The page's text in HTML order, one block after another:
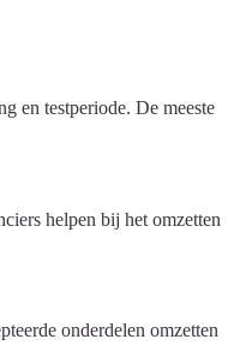
en testperiode. De meeste
helpen bij het omzetten
onderdelen omzetten